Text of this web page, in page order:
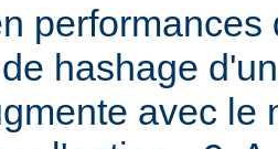
hashage
avec le